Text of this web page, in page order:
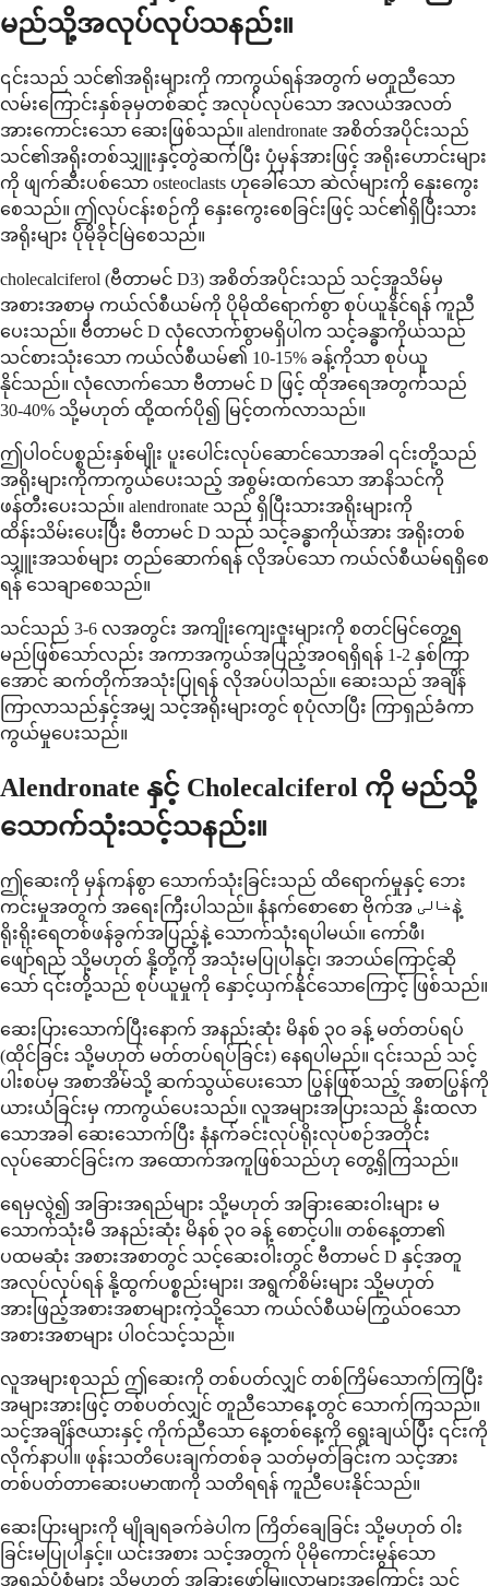
မည်သို့အလုပ်လုပ်သနည်း။
၎င်းသည် သင်၏အရိုးများကို ကာကွယ်ရန်အတွက် မတူညီသော
လမ်းကြောင်းနှစ်ခုမှတစ်ဆင့် အလုပ်လုပ်သော အလယ်အလတ်
အားကောင်းသော ဆေးဖြစ်သည်။ alendronate အစိတ်အပိုင်းသည်
သင်၏အရိုးတစ်သျှူးနှင့်တွဲဆက်ပြီး ပုံမှန်အားဖြင့် အရိုးဟောင်းများ
ကို ဖျက်ဆီးပစ်သော osteoclasts ဟုခေါ်သော ဆဲလ်များကို နှေးကွေး
စေသည်။ ဤလုပ်ငန်းစဉ်ကို နှေးကွေးစေခြင်းဖြင့် သင်၏ရှိပြီးသား
အရိုးများ ပိုမိုခိုင်မြဲစေသည်။
cholecalciferol (ဗီတာမင် D3) အစိတ်အပိုင်းသည် သင့်အူသိမ်မှ
အစားအစာမှ ကယ်လ်စီယမ်ကို ပိုမိုထိရောက်စွာ စုပ်ယူနိုင်ရန် ကူညီ
ပေးသည်။ ဗီတာမင် D လုံလောက်စွာမရှိပါက သင့်ခန္ဓာကိုယ်သည်
သင်စားသုံးသော ကယ်လ်စီယမ်၏ 10-15% ခန့်ကိုသာ စုပ်ယူ
နိုင်သည်။ လုံလောက်သော ဗီတာမင် D ဖြင့် ထိုအရေအတွက်သည်
30-40% သို့မဟုတ် ထို့ထက်ပို၍ မြင့်တက်လာသည်။
ဤပါဝင်ပစ္စည်းနှစ်မျိုး ပူးပေါင်းလုပ်ဆောင်သောအခါ ၎င်းတို့သည်
အရိုးများကိုကာကွယ်ပေးသည့် အစွမ်းထက်သော အာနိသင်ကို
ဖန်တီးပေးသည်။ alendronate သည် ရှိပြီးသားအရိုးများကို
ထိန်းသိမ်းပေးပြီး ဗီတာမင် D သည် သင့်ခန္ဓာကိုယ်အား အရိုးတစ်
သျှူးအသစ်များ တည်ဆောက်ရန် လိုအပ်သော ကယ်လ်စီယမ်ရရှိစေ
ရန် သေချာစေသည်။
သင်သည် 3-6 လအတွင်း အကျိုးကျေးဇူးများကို စတင်မြင်တွေ့ရ
မည်ဖြစ်သော်လည်း အကာအကွယ်အပြည့်အဝရရှိရန် 1-2 နှစ်ကြာ
အောင် ဆက်တိုက်အသုံးပြုရန် လိုအပ်ပါသည်။ ဆေးသည် အချိန်
ကြာလာသည်နှင့်အမျှ သင့်အရိုးများတွင် စုပုံလာပြီး ကြာရှည်ခံကာ
ကွယ်မှုပေးသည်။
Alendronate နှင့် Cholecalciferol ကို မည်သို့
သောက်သုံးသင့်သနည်း။
ဤဆေးကို မှန်ကန်စွာ သောက်သုံးခြင်းသည် ထိရောက်မှုနှင့် ဘေး
ကင်းမှုအတွက် အရေးကြီးပါသည်။ နံနက်စောစော ဗိုက်အ خالیနဲ့
ရိုးရိုးရေတစ်ဖန်ခွက်အပြည့်နဲ့ သောက်သုံးရပါမယ်။ ကော်ဖီ၊
ဖျော်ရည် သို့မဟုတ် နို့တို့ကို အသုံးမပြုပါနှင့်၊ အဘယ်ကြောင့်ဆို
သော် ၎င်းတို့သည် စုပ်ယူမှုကို နှောင့်ယှက်နိုင်သောကြောင့် ဖြစ်သည်။
ဆေးပြားသောက်ပြီးနောက် အနည်းဆုံး မိနစ် ၃၀ ခန့် မတ်တပ်ရပ်
(ထိုင်ခြင်း သို့မဟုတ် မတ်တပ်ရပ်ခြင်း) နေရပါမည်။ ၎င်းသည် သင့်
ပါးစပ်မှ အစာအိမ်သို့ ဆက်သွယ်ပေးသော ပြွန်ဖြစ်သည့် အစာပြွန်ကို
ယားယံခြင်းမှ ကာကွယ်ပေးသည်။ လူအများအပြားသည် နိုးထလာ
သောအခါ ဆေးသောက်ပြီး နံနက်ခင်းလုပ်ရိုးလုပ်စဉ်အတိုင်း
လုပ်ဆောင်ခြင်းက အထောက်အကူဖြစ်သည်ဟု တွေ့ရှိကြသည်။
ရေမှလွဲ၍ အခြားအရည်များ သို့မဟုတ် အခြားဆေးဝါးများ မ
သောက်သုံးမီ အနည်းဆုံး မိနစ် ၃၀ ခန့် စောင့်ပါ။ တစ်နေ့တာ၏
ပထမဆုံး အစားအစာတွင် သင့်ဆေးဝါးတွင် ဗီတာမင် D နှင့်အတူ
အလုပ်လုပ်ရန် နို့ထွက်ပစ္စည်းများ၊ အရွက်စိမ်းများ သို့မဟုတ်
အားဖြည့်အစားအစာများကဲ့သို့သော ကယ်လ်စီယမ်ကြွယ်ဝသော
အစားအစာများ ပါဝင်သင့်သည်။
လူအများစုသည် ဤဆေးကို တစ်ပတ်လျှင် တစ်ကြိမ်သောက်ကြပြီး
အများအားဖြင့် တစ်ပတ်လျှင် တူညီသောနေ့တွင် သောက်ကြသည်။
သင့်အချိန်ဇယားနှင့် ကိုက်ညီသော နေ့တစ်နေ့ကို ရွေးချယ်ပြီး ၎င်းကို
လိုက်နာပါ။ ဖုန်းသတိပေးချက်တစ်ခု သတ်မှတ်ခြင်းက သင့်အား
တစ်ပတ်တာဆေးပမာဏကို သတိရရန် ကူညီပေးနိုင်သည်။
ဆေးပြားများကို မျိုချရခက်ခဲပါက ကြိတ်ချေခြင်း သို့မဟုတ် ဝါး
ခြင်းမပြုပါနှင့်။ ယင်းအစား သင့်အတွက် ပိုမိုကောင်းမွန်သော
အရည်ပုံစံများ သို့မဟုတ် အခြားဖော်မြူလာများအကြောင်း သင့်